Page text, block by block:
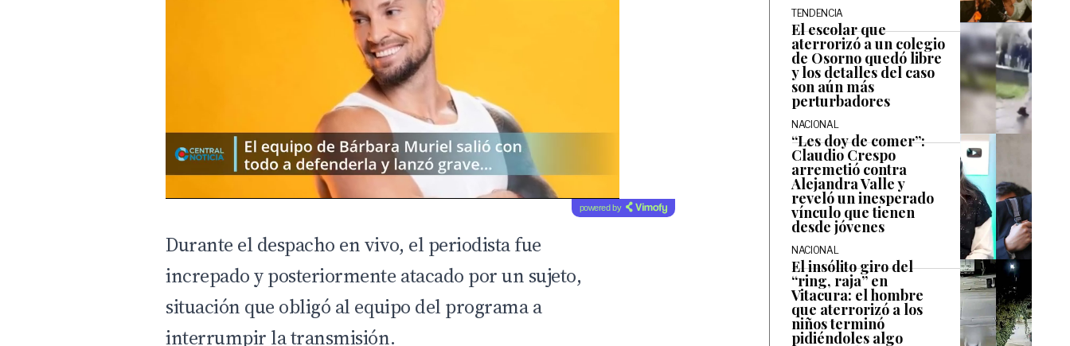
powered by
Durante el despacho en vivo, el periodista fue
increpado y posteriormente atacado por un sujeto,
situación que obligó al equipo del programa a
interrumpir la transmisión.
TENDENCIA
El escolar que
aterrorizó a un colegio
de Osorno quedó libre
y los detalles del caso
son aún más
perturbadores
NACIONAL
“Les doy de comer”:
Claudio Crespo
arremetió contra
Alejandra Valle y
reveló un inesperado
vínculo que tienen
desde jóvenes
NACIONAL
El insólito giro del
“ring, raja” en
Vitacura: el hombre
que aterrorizó a los
niños terminó
pidiéndoles algo